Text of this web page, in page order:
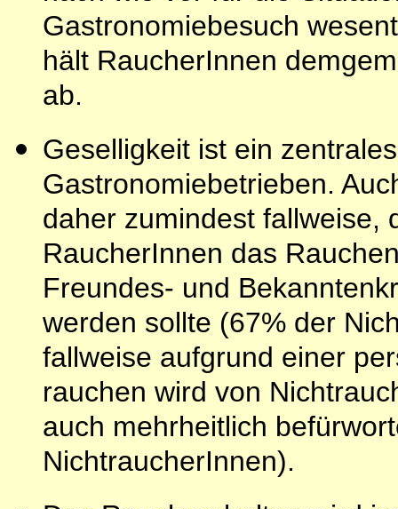
Gastronomiebesuch
hält RaucherInnen
ab.
Geselligkeit ist ein
Gastronomiebetrieben.
daher zumindest fallweise,
RaucherInnen das
Freundes- und
werden sollte (67% der
fallweise aufgrund einer
rauchen wird von
auch mehrheitlich
NichtraucherInnen).